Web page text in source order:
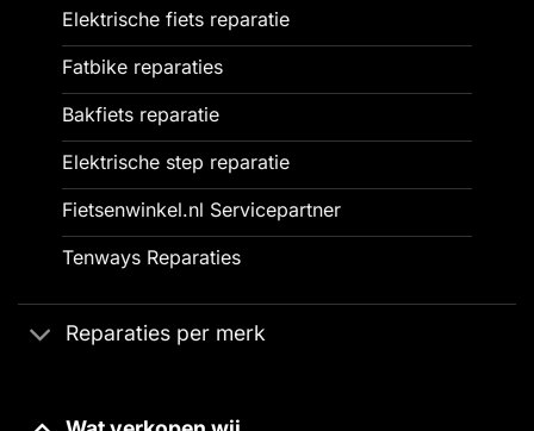
Elektrische fiets reparatie
Fatbike reparaties
Bakfiets reparatie
Elektrische step reparatie
Fietsenwinkel.nl Servicepartner
Tenways Reparaties
Reparaties per merk